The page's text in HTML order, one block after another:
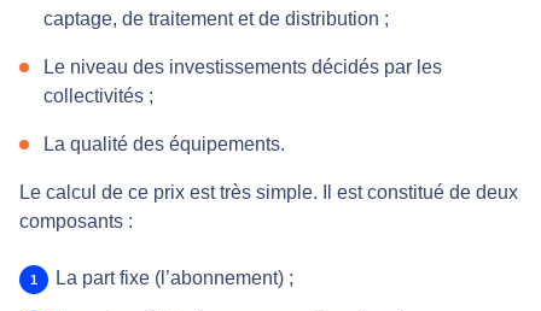
captage, de traitement et de distribution ;
Le niveau des investissements décidés par les
collectivités ;
La qualité des équipements.
Le calcul de ce prix est très simple. Il est constitué de deux
composants :
La part fixe (l’abonnement) ;